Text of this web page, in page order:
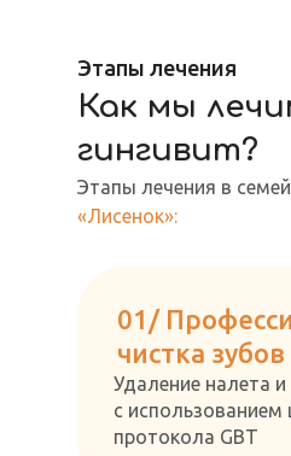
Этапы лечения
Как мы
гингивит?
Этапы лечения в
«Лисенок»:
01/
чистка зубов
Удаление налета
с использованием
протокола GBT